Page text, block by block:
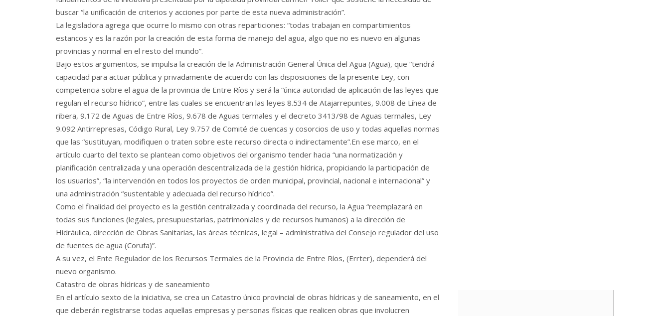
buscar “la unificación de criterios y acciones por parte de esta nueva administración”.
La legisladora agrega que ocurre lo mismo con otras reparticiones: “todas trabajan en compartimientos
estancos y es la razón por la creación de esta forma de manejo del agua, algo que no es nuevo en algunas
provincias y normal en el resto del mundo”.
Bajo estos argumentos, se impulsa la creación de la Administración General Única del Agua (Agua), que “tendrá
capacidad para actuar pública y privadamente de acuerdo con las disposiciones de la presente Ley, con
competencia sobre el agua de la provincia de Entre Ríos y será la “única autoridad de aplicación de las leyes que
regulan el recurso hídrico”, entre las cuales se encuentran las leyes 8.534 de Atajarrepuntes, 9.008 de Línea de
ribera, 9.172 de Aguas de Entre Ríos, 9.678 de Aguas termales y el decreto 3413/98 de Aguas termales, Ley
9.092 Antirrepresas, Código Rural, Ley 9.757 de Comité de cuencas y cosorcios de uso y todas aquellas normas
que las “sustituyan, modifiquen o traten sobre este recurso directa o indirectamente”.En ese marco, en el
artículo cuarto del texto se plantean como objetivos del organismo tender hacia “una normatización y
planificación centralizada y una operación descentralizada de la gestión hídrica, propiciando la participación de
los usuarios”, “la intervención en todos los proyectos de orden municipal, provincial, nacional e internacional” y
una administración “sustentable y adecuada del recurso hídrico”.
Como el finalidad del proyecto es la gestión centralizada y coordinada del recurso, la Agua “reemplazará en
todas sus funciones (legales, presupuestarias, patrimoniales y de recursos humanos) a la dirección de
Hidráulica, dirección de Obras Sanitarias, las áreas técnicas, legal – administrativa del Consejo regulador del uso
de fuentes de agua (Corufa)”.
A su vez, el Ente Regulador de los Recursos Termales de la Provincia de Entre Ríos, (Errter), dependerá del
nuevo organismo.
Catastro de obras hídricas y de saneamiento
En el artículo sexto de la iniciativa, se crea un Catastro único provincial de obras hídricas y de saneamiento, en el
que deberán registrarse todas aquellas empresas y personas físicas que realicen obras que involucren